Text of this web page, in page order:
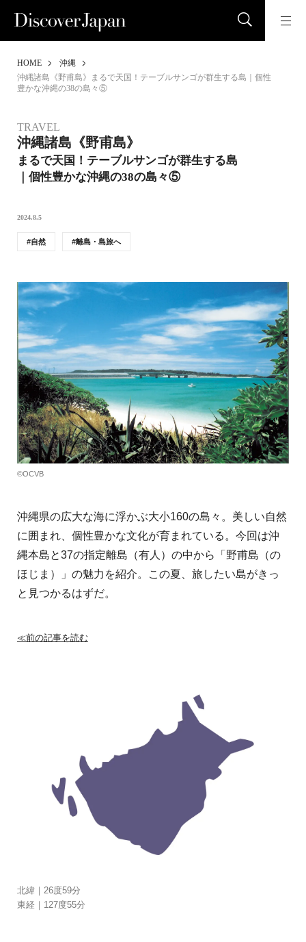
HOME
沖縄
沖縄諸島《野甫島》まるで天国！テーブルサンゴが群生する島｜個性
豊かな沖縄の38の島々⑤
TRAVEL
沖縄諸島《野甫島》
まるで天国！テーブルサンゴが群生する島
｜個性豊かな沖縄の38の島々⑤
2024.8.5
自然 離島・島旅へ
©OCVB
沖縄県の広大な海に浮かぶ大小160の島々。美しい自然
に囲まれ、個性豊かな文化が育まれている。今回は沖
縄本島と37の指定離島（有人）の中から「野甫島（の
ほじま）」の魅力を紹介。この夏、旅したい島がきっ
と見つかるはずだ。
≪前の記事を読む
北緯｜26度59分
東経｜127度55分